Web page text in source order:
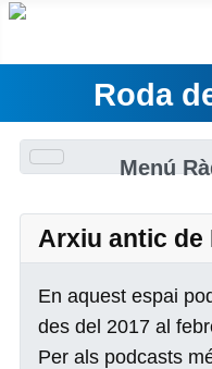
Roda
Menú
Arxiu antic de
En aquest espai
des del 2017 al
Per als podcasts